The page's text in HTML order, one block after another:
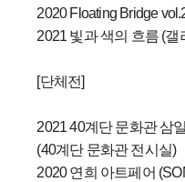
2020 Floating Bridge
2021 빛과 색의 흐름 (갤
[단체전]
2021 40계단 문화관 삼
(40계단 문화관 전시실)
2020 연희 아트페어